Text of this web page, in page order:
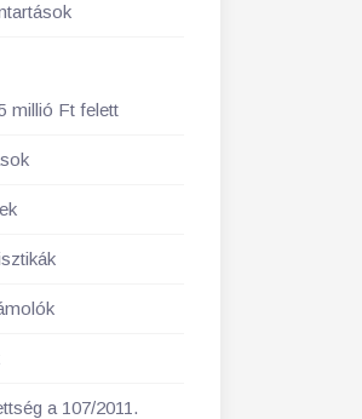
millió Ft felett
a 107/2011.